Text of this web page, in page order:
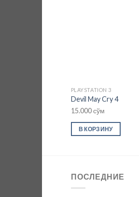
PLAYSTATION 3
Devil May Cry 4
15.000сўм
В КОРЗИНУ
ПОСЛЕДНИЕ